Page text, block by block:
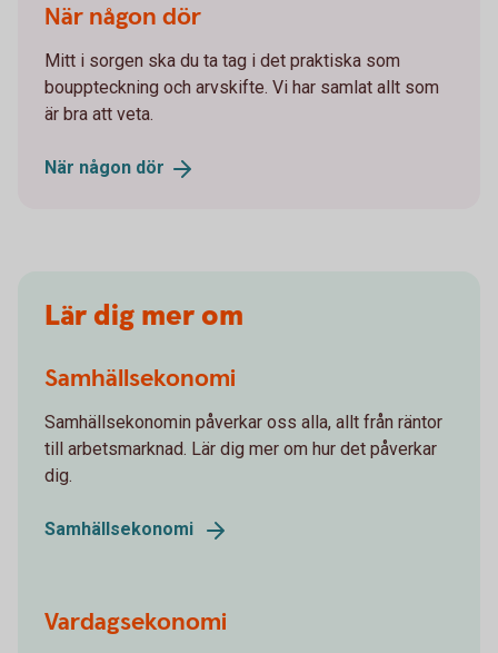
När någon dör
Mitt i sorgen ska du ta tag i det praktiska som
bouppteckning och arvskifte. Vi har samlat allt som
är bra att veta.
När någon dör
Lär dig mer om
Samhällsekonomi
Samhällsekonomin påverkar oss alla, allt från räntor
till arbetsmarknad. Lär dig mer om hur det påverkar
dig.
Samhällsekonomi
Vardagsekonomi